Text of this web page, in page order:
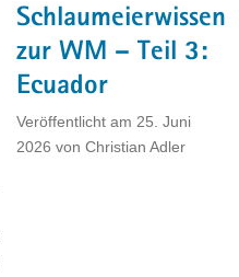
Schlaumeierwissen
zur WM – Teil 3:
Ecuador
Veröffentlicht am 25. Juni
2026 von Christian Adler